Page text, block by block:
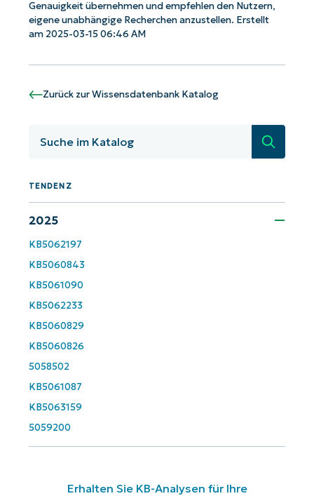
Genauigkeit übernehmen und empfehlen den Nutzern,
eigene unabhängige Recherchen anzustellen. Erstellt
am 2025-03-15 06:46 AM
Zurück zur Wissensdatenbank Katalog
Suche
TENDENZ
2025
KB5062197
KB5060843
KB5061090
KB5062233
KB5060829
KB5060826
5058502
KB5061087
KB5063159
5059200
Erhalten Sie KB-Analysen für Ihre
Phone